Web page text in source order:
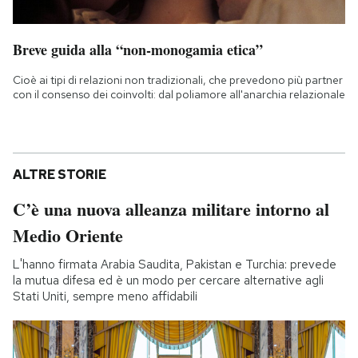
Breve guida alla “non-monogamia etica”
Cioè ai tipi di relazioni non tradizionali, che prevedono più partner
con il consenso dei coinvolti: dal poliamore all'anarchia relazionale
ALTRE STORIE
C’è una nuova alleanza militare intorno al
Medio Oriente
L'hanno firmata Arabia Saudita, Pakistan e Turchia: prevede
la mutua difesa ed è un modo per cercare alternative agli
Stati Uniti, sempre meno affidabili